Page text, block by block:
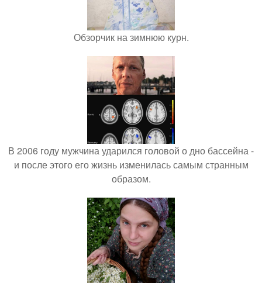
Обзорчик на зимнюю курн.
В 2006 году мужчина ударился головой о дно бассейна -
и после этого его жизнь изменилась самым странным
образом.